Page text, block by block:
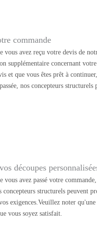
commande
vous avez reçu votre devis de
supplémentaire concernant
et que vous êtes prêt à
nos concepteurs
découpes
vous avez passé votre
concepteurs structurels peuvent
exigences.Veuillez noter
vous soyez satisfait.